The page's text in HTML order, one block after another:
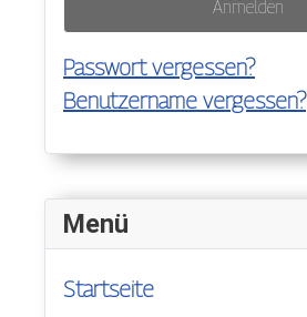
Menü
Startseite
Anmelden
Passwort vergessen?
Benutzername vergessen?